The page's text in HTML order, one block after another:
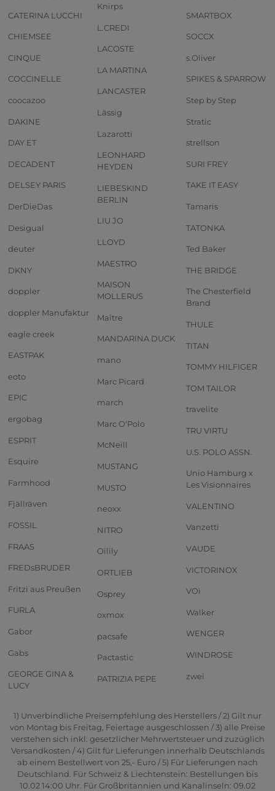
CATERINA LUCCHI
CHIEMSEE
CINQUE
COCCINELLE
coocazoo
DAKINE
DAY ET
DECADENT
DELSEY PARIS
DerDieDas
Desigual
deuter
DKNY
doppler
doppler Manufaktur
eagle creek
EASTPAK
eoto
EPIC
ergobag
ESPRIT
Esquire
Farmhood
Fjällräven
FOSSIL
FRAAS
FREDsBRUDER
Fritzi aus Preußen
FURLA
Gabor
Gabs
GEORGE GINA &
LUCY
Knirps
L.CREDI
LACOSTE
LA MARTINA
LANCASTER
Lässig
Lazarotti
LEONHARD
HEYDEN
LIEBESKIND
BERLIN
LIU JO
LLOYD
MAESTRO
MAISON
MOLLERUS
Maître
MANDARINA DUCK
mano
Marc Picard
march
Marc O'Polo
McNeill
MUSTANG
MUSTO
neoxx
NITRO
Oilily
ORTLIEB
Osprey
oxmox
pacsafe
Pactastic
PATRIZIA PEPE
SMARTBOX
SOCCX
s.Oliver
SPIKES & SPARROW
Step by Step
Stratic
strellson
SURI FREY
TAKE IT EASY
Tamaris
TATONKA
Ted Baker
THE BRIDGE
The Chesterfield
Brand
THULE
TITAN
TOMMY HILFIGER
TOM TAILOR
travelite
TRU VIRTU
U.S. POLO ASSN.
Unio Hamburg x
Les Visionnaires
VALENTINO
Vanzetti
VAUDE
VICTORINOX
VOi
Walker
WENGER
WINDROSE
zwei
1) Unverbindliche Preisempfehlung des Herstellers / 2) Gilt nur
von Montag bis Freitag, Feiertage ausgeschlossen / 3) alle Preise
verstehen sich inkl. gesetzlicher Mehrwertsteuer und zuzüglich
Versandkosten / 4) Gilt für Lieferungen innerhalb Deutschlands
ab einem Bestellwert von 25,- Euro / 5) Für Lieferungen nach
Deutschland. Für Schweiz & Liechtenstein: Bestellungen bis
10.02 14:00 Uhr. Für Großbritannien und Kanalinseln: 09.02